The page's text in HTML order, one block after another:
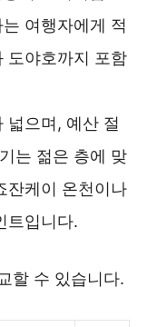
여행자에게 적
도야호까지 포함
넓으며, 예산 절
는 젊은 층에 맞
잔케이 온천이나
트입니다.
할 수 있습니다.